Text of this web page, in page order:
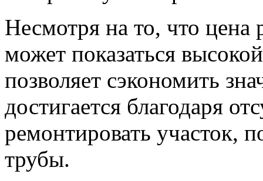
Несмотря на то, что цена
может показаться
позволяет сэкономить
достигается благодаря
ремонтировать участок,
трубы.